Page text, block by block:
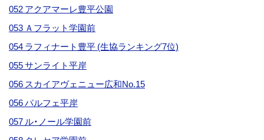
052 アクアマーレ豊平公園
053 Ａフラット学園前
054 ラフィナート豊平 (生協ランキング7位)
055 サンライト平岸
056 スカイアヴェニュー広和No.15
056 パルフェ平岸
057 ル・ノール学園前